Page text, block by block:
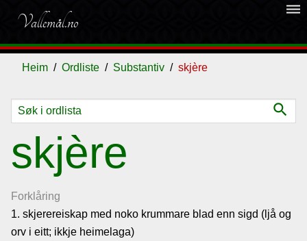
Vallemål.no
dehaze
Heim Ordliste Substantiv skjère
search
skjère
Forklåring
1. skjerereiskap med noko krummare blad enn sigd (ljå og
orv i eitt; ikkje heimelaga)
Ordliste
Om
vallemålet